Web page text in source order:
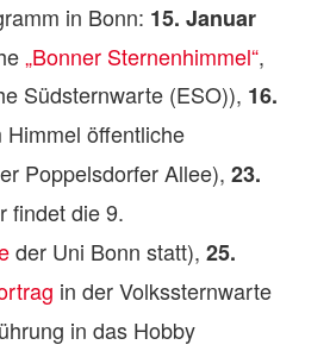
in Bonn: 15. Januar
„Bonner Sternenhimmel“,
Südsternwarte (ESO)), 16.
Himmel öffentliche
Poppelsdorfer Allee), 23.
findet die 9.
der Uni Bonn statt), 25.
in der Volkssternwarte
in das Hobby